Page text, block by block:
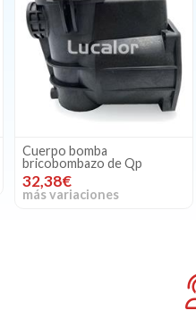
Junta cuerpo interior bomba
bricobombazo de Qp
13,72€